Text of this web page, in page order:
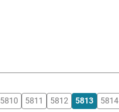
5810 5811 5812 5813 5814